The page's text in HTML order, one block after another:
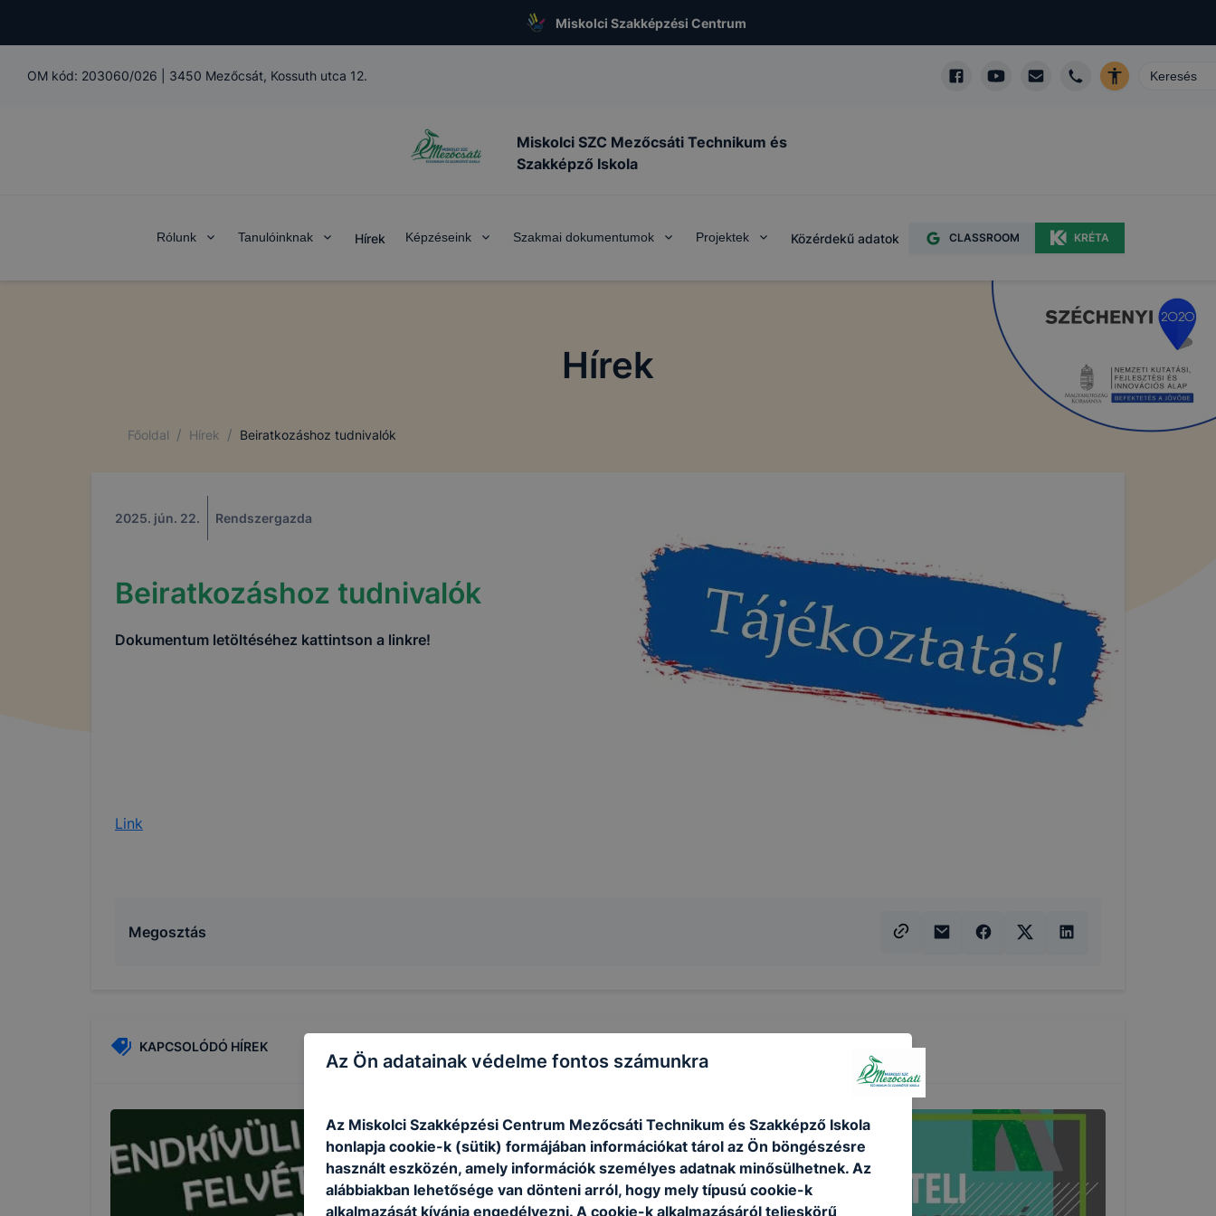
Miskolci Szakképzési Centrum
OM kód: 203060/026 3450 Mezőcsát, Kossuth utca 12.
Miskolci SZC Mezőcsáti Technikum és
Szakképző Iskola
Rólunk Tanulóinknak Hírek Képzéseink Szakmai dokumentumok Projektek Közérdekű adatok CLASSROOM KRÉTA
Hírek
Főoldal / Hírek / Beiratkozáshoz tudnivalók
2025. jún. 22. Rendszergazda
Beiratkozáshoz tudnivalók
Dokumentum letöltéséhez kattintson a linkre!
Link
Megosztás
KAPCSOLÓDÓ HÍREK
Az Ön adatainak védelme fontos számunkra
Az Miskolci Szakképzési Centrum Mezőcsáti Technikum és Szakképző Iskola
honlapja cookie-k (sütik) formájában információkat tárol az Ön böngészésre
használt eszközén, amely információk személyes adatnak minősülhetnek. Az
alábbiakban lehetősége van dönteni arról, hogy mely típusú cookie-k
alkalmazását kívánja engedélyezni. A cookie-k alkalmazásáról teljeskörű